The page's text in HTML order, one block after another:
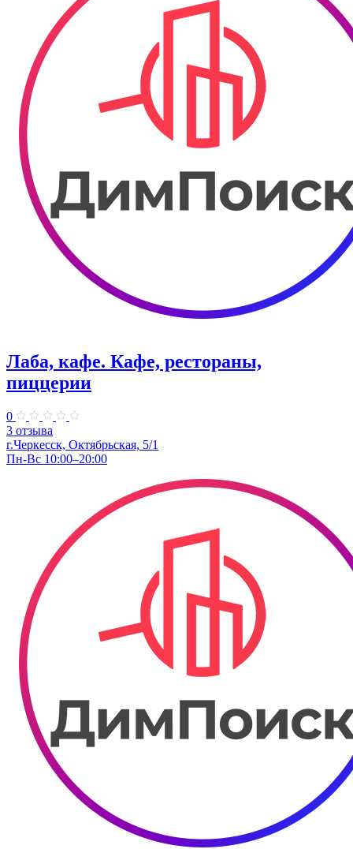
Лаба, кафе. Кафе, рестораны,
пиццерии
0
3 отзыва
г.Черкесск, Октябрьская, 5/1
Пн-Вс 10:00–20:00